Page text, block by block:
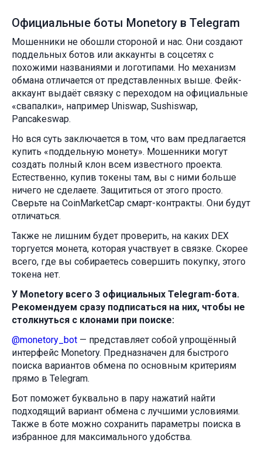
Официальные боты Monetory в Telegram
Мошенники не обошли стороной и нас. Они создают
поддельных ботов или аккаунты в соцсетях с
похожими названиями и логотипами. Но механизм
обмана отличается от представленных выше. Фейк-
аккаунт выдаёт связку с переходом на официальные
«свапалки», например Uniswap, Sushiswap,
Pancakeswap.
Но вся суть заключается в том, что вам предлагается
купить «поддельную монету». Мошенники могут
создать полный клон всем известного проекта.
Естественно, купив токены там, вы с ними больше
ничего не сделаете. Защититься от этого просто.
Сверьте на CoinMarketCap смарт-контракты. Они будут
отличаться.
Также не лишним будет проверить, на каких DEX
торгуется монета, которая участвует в связке. Скорее
всего, где вы собираетесь совершить покупку, этого
токена нет.
У Monetory всего 3 официальных Telegram-бота.
Рекомендуем сразу подписаться на них, чтобы не
столкнуться с клонами при поиске:
@monetory_bot — представляет собой упрощённый
интерфейс Monetory. Предназначен для быстрого
поиска вариантов обмена по основным критериям
прямо в Telegram.
Бот поможет буквально в пару нажатий найти
подходящий вариант обмена с лучшими условиями.
Также в боте можно сохранить параметры поиска в
избранное для максимального удобства.